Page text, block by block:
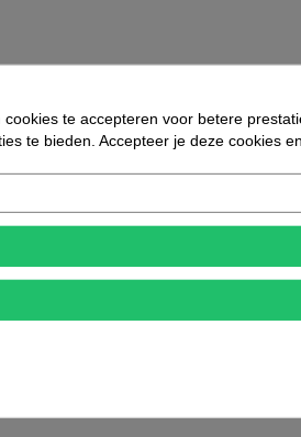
cookies te accepteren voor betere
te bieden. Accepteer je deze cookies